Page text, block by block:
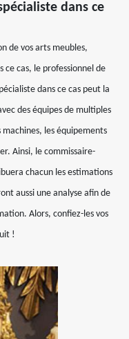
dans ce
de vos arts meubles,
ce cas, le professionnel de
dans ce cas peut la
des équipes de multiples
les équipements
Ainsi, le commissaire-
chacun les estimations
aussi une analyse afin de
Alors, confiez-les vos
!